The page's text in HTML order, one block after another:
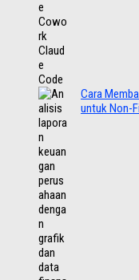
Cara
untuk Non-